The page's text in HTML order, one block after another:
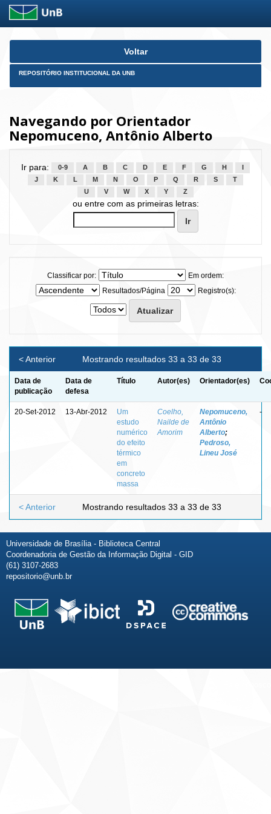
Skip
Voltar
REPOSITÓRIO INSTITUCIONAL DA UNB
Navegando por Orientador
Nepomuceno, Antônio Alberto
Ir para: 0-9 A B C D E F G H
J
K L M N O P Q R S
T
U
V W X Y Z
ou entre com as primeiras letras:
Classificar por:
Em ordem:
Resultados/Página
Registro(s):
Mostrando resultados 33 a 33 de 33
< Anterior
Data de
publicação
Data de
defesa
Título Autor(es) Orientador(es)
20-Set-2012 13-Abr-2012
Um
estudo
numérico
do efeito
térmico
em
concreto
massa
Coelho,
Nailde de
Amorim
Nepomuceno,
Antônio
Alberto;
Pedroso,
Lineu José
-
Mostrando resultados 33 a 33 de 33
< Anterior
Universidade de Brasília - Biblioteca Central
Coordenadoria de Gestão da Informação Digital - GID
(61) 3107-2683
repositorio@unb.br